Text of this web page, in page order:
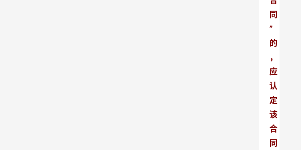
同
”
的
，
应
认
定
该
合
同